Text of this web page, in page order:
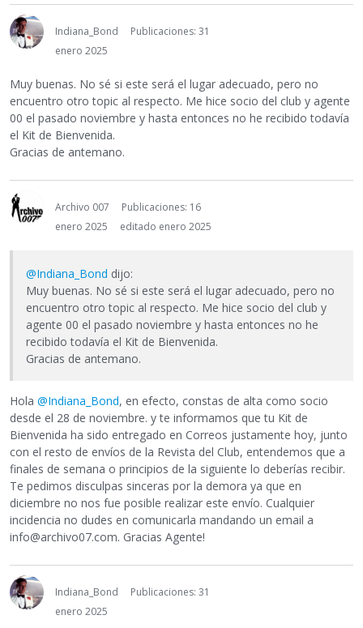
Indiana_Bond
Publicaciones: 31
enero 2025
Muy buenas. No sé si este será el lugar adecuado, pero no
encuentro otro topic al respecto. Me hice socio del club y agente
00 el pasado noviembre y hasta entonces no he recibido todavía
el Kit de Bienvenida.
Gracias de antemano.
Archivo 007
Publicaciones: 16
enero 2025
editado enero 2025
@Indiana_Bond dijo:
Muy buenas. No sé si este será el lugar adecuado, pero no
encuentro otro topic al respecto. Me hice socio del club y
agente 00 el pasado noviembre y hasta entonces no he
recibido todavía el Kit de Bienvenida.
Gracias de antemano.
Hola @Indiana_Bond, en efecto, constas de alta como socio
desde el 28 de noviembre. y te informamos que tu Kit de
Bienvenida ha sido entregado en Correos justamente hoy, junto
con el resto de envíos de la Revista del Club, entendemos que a
finales de semana o principios de la siguiente lo deberías recibir.
Te pedimos disculpas sinceras por la demora ya que en
diciembre no nos fue posible realizar este envío. Cualquier
incidencia no dudes en comunicarla mandando un email a
info@archivo07.com. Gracias Agente!
Indiana_Bond
Publicaciones: 31
enero 2025